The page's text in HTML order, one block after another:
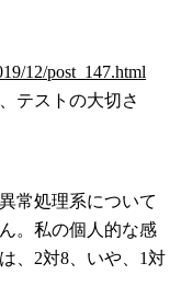
12/post_147.html
テストの大切さ
常処理系について
。私の個人的な感
、2対8、いや、1対